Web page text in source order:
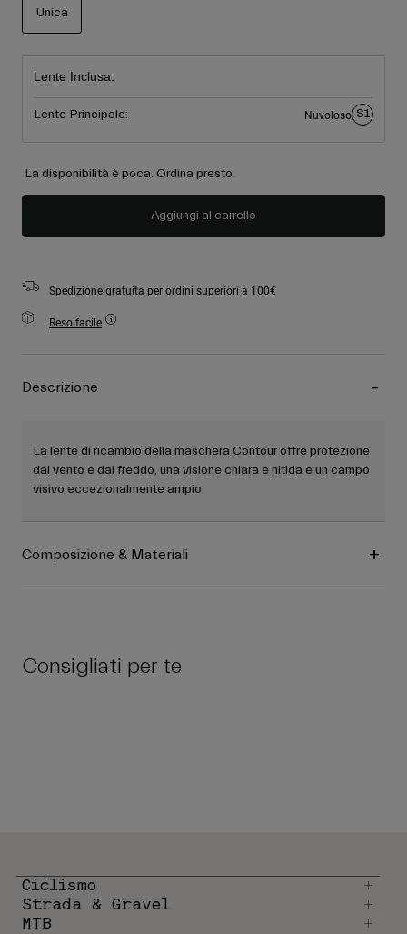
Unica
Lente Inclusa:
Lente Principale: Nuvoloso S1
La disponibilità è poca. Ordina presto.
Aggiungi al carrello
Spedizione gratuita per ordini superiori a 100€
Reso facile
Descrizione
La lente di ricambio della maschera Contour offre protezione
dal vento e dal freddo, una visione chiara e nitida e un campo
visivo eccezionalmente ampio.
Composizione & Materiali
Consigliati per te
Ciclismo
Strada & Gravel
MTB